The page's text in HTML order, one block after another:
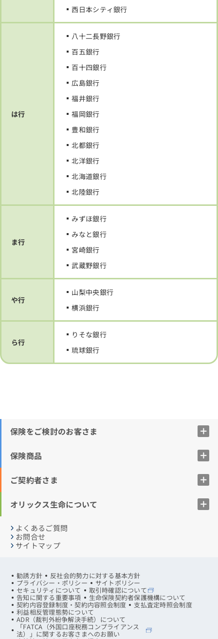
西日本シティ銀行
は行
八十二長野銀行
百五銀行
百十四銀行
広島銀行
福井銀行
福岡銀行
豊和銀行
北都銀行
北洋銀行
北海道銀行
北陸銀行
ま行
みずほ銀行
みなと銀行
宮崎銀行
武蔵野銀行
や行
山梨中央銀行
横浜銀行
ら行
りそな銀行
琉球銀行
保険をご検討のお客さま
保険商品
ご契約者さま
オリックス生命について
よくあるご質問
お問合せ
サイトマップ
勧誘方針 反社会的勢力に対する基本方針
プライバシー・ポリシー サイトポリシー
セキュリティについて 取引時確認について
告知に関する重要事項 生命保険契約者保護機構について
契約内容登録制度・契約内容照会制度 支払査定時照会制度
利益相反管理態勢について
ADR（裁判外紛争解決手続）について
「FATCA（外国口座税務コンプライアンス
法）」に関するお客さまへのお願い